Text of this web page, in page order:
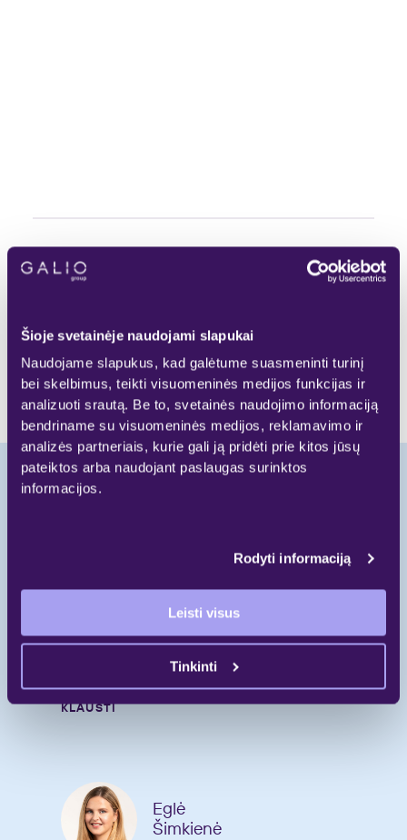
Šioje svetainėje naudojami slapukai
Naudojame slapukus, kad galėtume suasmeninti turinį
bei skelbimus, teikti visuomeninės medijos funkcijas ir
analizuoti srautą. Be to, svetainės naudojimo informaciją
bendriname su visuomeninės medijos, reklamavimo ir
analizės partneriais, kurie gali ją pridėti prie kitos jūsų
pateiktos arba naudojant paslaugas surinktos
informacijos.
Rodyti informaciją
Leisti visus
Tinkinti
Laisvas
Parduotas
gyvenimo etapą.
gyvenimui@galio.lt
KLAUSTI
Eglė
Šimkienė